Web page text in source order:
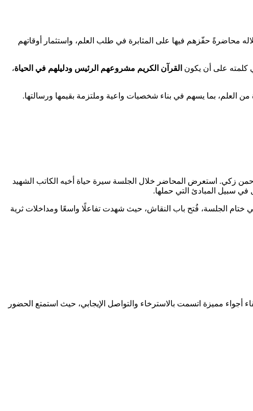
محاضرةً حفّزهم فيها على المثابرة في طلب العلم، واستثمار أوقاتهم
كلمته على أن يكون القرآن الكريم مشروعهم الرئيس ودليلهم في الحياة،
العلم، بما يسهم في بناء شخصيات واعية وملتزمة بقيمها ورسالتها.
زكي. استعرض المحاضر خلال الجلسة سيرة حياة أخيه الكاتب الشهيد
في سبيل المبادئ التي حملها.
ختام الجلسة، فُتح باب النقاش، حيث شهدت تفاعلًا واسعًا ومداخلات ثرية
أجواء مميزة اتسمت بالاسترخاء والتواصل الإيجابي، حيث استمتع الحضور